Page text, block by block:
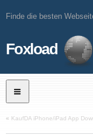
Finde die besten
Foxload
« KaufDA iPhone/iPad App